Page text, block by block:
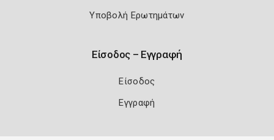
Υποβολή Ερωτημάτων
Είσοδος – Εγγραφή
Είσοδος
Εγγραφή